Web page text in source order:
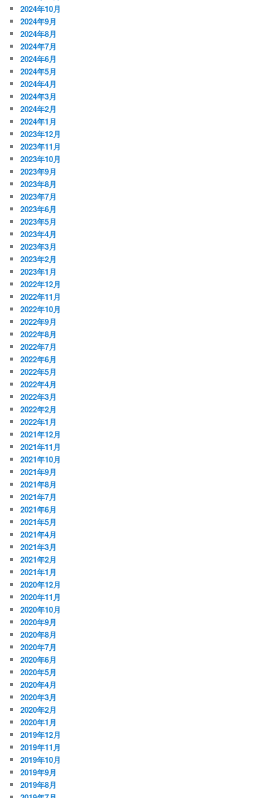
2024年10月
2024年9月
2024年8月
2024年7月
2024年6月
2024年5月
2024年4月
2024年3月
2024年2月
2024年1月
2023年12月
2023年11月
2023年10月
2023年9月
2023年8月
2023年7月
2023年6月
2023年5月
2023年4月
2023年3月
2023年2月
2023年1月
2022年12月
2022年11月
2022年10月
2022年9月
2022年8月
2022年7月
2022年6月
2022年5月
2022年4月
2022年3月
2022年2月
2022年1月
2021年12月
2021年11月
2021年10月
2021年9月
2021年8月
2021年7月
2021年6月
2021年5月
2021年4月
2021年3月
2021年2月
2021年1月
2020年12月
2020年11月
2020年10月
2020年9月
2020年8月
2020年7月
2020年6月
2020年5月
2020年4月
2020年3月
2020年2月
2020年1月
2019年12月
2019年11月
2019年10月
2019年9月
2019年8月